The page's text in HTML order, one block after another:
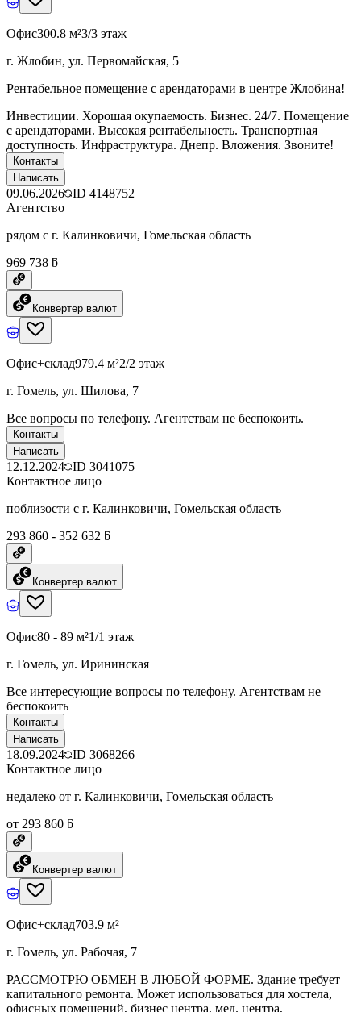
Офис300.8 м²3/3 этаж
г. Жлобин, ул. Первомайская, 5
Рентабельное помещение с арендаторами в центре Жлобина!
Инвестиции. Хорошая окупаемость. Бизнес. 24/7. Помещение
с арендаторами. Высокая рентабельность. Транспортная
доступность. Инфраструктура. Днепр. Вложения. Звоните!
Контакты
Написать
09.06.2026 ID 4148752
Агентство
рядом с г. Калинковичи, Гомельская область
969 738 ƃ
Конвертер валют
Офис+склад979.4 м²2/2 этаж
г. Гомель, ул. Шилова, 7
Все вопросы по телефону. Агентствам не беспокоить.
Контакты
Написать
12.12.2024 ID 3041075
Контактное лицо
поблизости с г. Калинковичи, Гомельская область
293 860 - 352 632 ƃ
Конвертер валют
Офис80 - 89 м²1/1 этаж
г. Гомель, ул. Ирининская
Все интересующие вопросы по телефону. Агентствам не
беспокоить
Контакты
Написать
18.09.2024 ID 3068266
Контактное лицо
недалеко от г. Калинковичи, Гомельская область
от 293 860 ƃ
Конвертер валют
Офис+склад703.9 м²
г. Гомель, ул. Рабочая, 7
РАССМОТРЮ ОБМЕН В ЛЮБОЙ ФОРМЕ. Здание требует
капитального ремонта. Может использоваться для хостела,
офисных помещений, бизнес центра, мед. центра,